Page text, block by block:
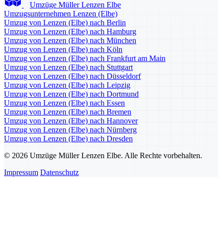
Umzüge Müller Lenzen Elbe
Umzugsunternehmen Lenzen (Elbe)
Umzug von Lenzen (Elbe) nach Berlin
Umzug von Lenzen (Elbe) nach Hamburg
Umzug von Lenzen (Elbe) nach München
Umzug von Lenzen (Elbe) nach Köln
Umzug von Lenzen (Elbe) nach Frankfurt am Main
Umzug von Lenzen (Elbe) nach Stuttgart
Umzug von Lenzen (Elbe) nach Düsseldorf
Umzug von Lenzen (Elbe) nach Leipzig
Umzug von Lenzen (Elbe) nach Dortmund
Umzug von Lenzen (Elbe) nach Essen
Umzug von Lenzen (Elbe) nach Bremen
Umzug von Lenzen (Elbe) nach Hannover
Umzug von Lenzen (Elbe) nach Nürnberg
Umzug von Lenzen (Elbe) nach Dresden
© 2026 Umzüge Müller Lenzen Elbe. Alle Rechte vorbehalten.
Impressum Datenschutz